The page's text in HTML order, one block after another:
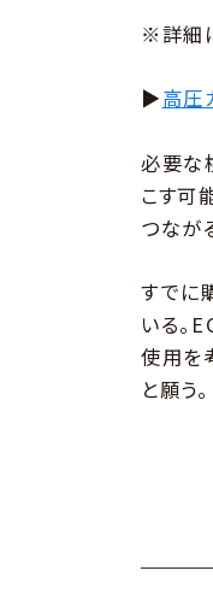
※詳細
▶︎高圧
必要な
こす可
つなが
すでに
いる。
使用を
と願う。